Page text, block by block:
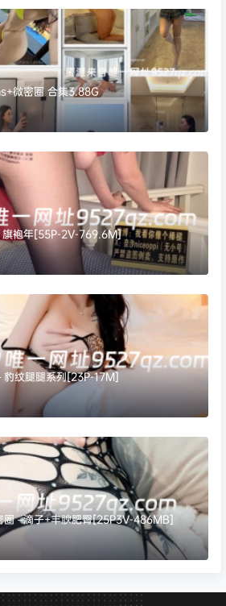
微密圈 合集3.88G
袍年[55P-2V-769.6M]
纹腿腿系列[23P-17M]
–滴子+丰腴肥臀[25P3V-486MB]